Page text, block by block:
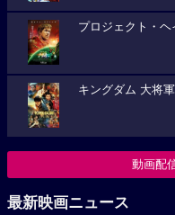
プロジェクト・ヘ
キングダム 大将
動画配
最新映画ニュース